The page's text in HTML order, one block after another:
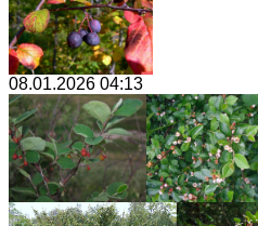
08.01.2026 04:13